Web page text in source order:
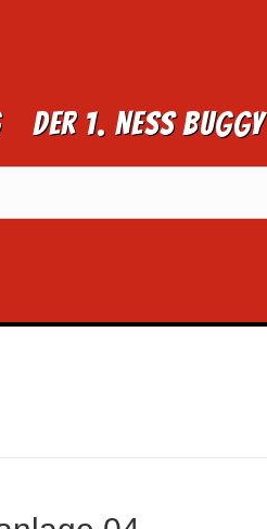
Der 1. NESS BUGGY